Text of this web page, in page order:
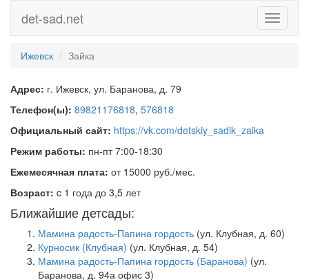
Toggle
det-sad.net
Ижевск Зайка
Адрес: г. Ижевск, ул. Баранова, д. 79
Телефон(ы): 89821176818, 576818
Официальный сайт: https://vk.com/detskiy_sadik_zaika
Режим работы: пн-пт 7:00-18:30
Ежемесячная плата: от 15000 руб./мес.
Возраст: c 1 года до 3,5 лет
Ближайшие детсады:
Мамина радость-Папина гордость (ул. Клубная, д. 60)
Курносик (Клубная) (ул. Клубная, д. 54)
Мамина радость-Папина гордость (Баранова) (ул.
Баранова, д. 94а офис 3)